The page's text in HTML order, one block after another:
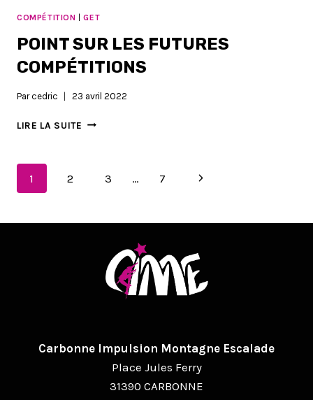
COMPÉTITION |GET
POINT SUR LES FUTURES
COMPÉTITIONS
Par cedric 23 avril 2022
LIRE LA SUITE POINT
COMPÉTITIONS
NAVIGATION
1 2 3 … 7
Page
Carbonne Impulsion Montagne Escalade
Place Jules Ferry
31390 CARBONNE